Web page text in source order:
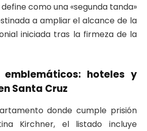
como una «segunda tanda»
a ampliar el alcance de la
iniciada tras la firmeza de la
emblemáticos: hoteles y
Santa Cruz
donde cumple prisión
Kirchner, el listado incluye